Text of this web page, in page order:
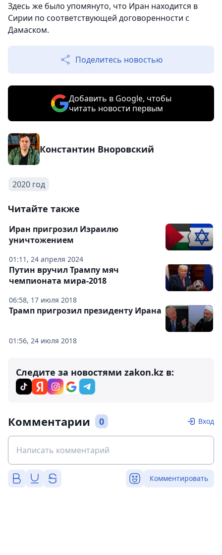
Здесь же было упомянуто, что Иран находится в
Сирии по соответствующей договоренности с
Дамаском.
Поделитесь новостью
Добавить в Google, чтобы
читать новости первым
Константин Вноровский
2020 год
Читайте также
01:11, 24 апреля 2024
Иран пригрозил Израилю
уничтожением
06:58, 17 июля 2018
Путин вручил Трампу мяч
чемпионата мира-2018
01:56, 24 июля 2018
Трамп пригрозил президенту Ирана
Следите за новостями zakon.kz в:
Комментарии 0 Вход
Комментировать